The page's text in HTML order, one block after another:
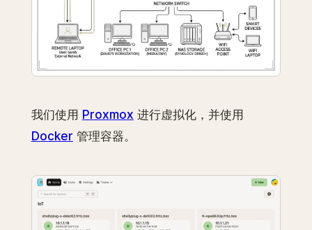
我们使用 Proxmox 进行虚拟化，并使用
Docker 管理容器。